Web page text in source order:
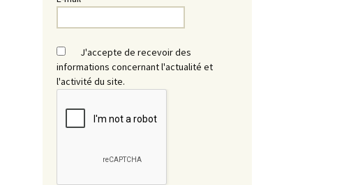
J'accepte de recevoir des
informations concernant l'actualité et
l'activité du site.